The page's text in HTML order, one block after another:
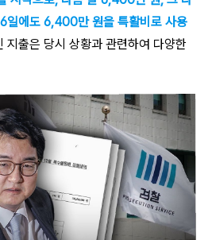
일에도 6,400만 원을 특활비로 사용
지출은 당시 상황과 관련하여 다양한